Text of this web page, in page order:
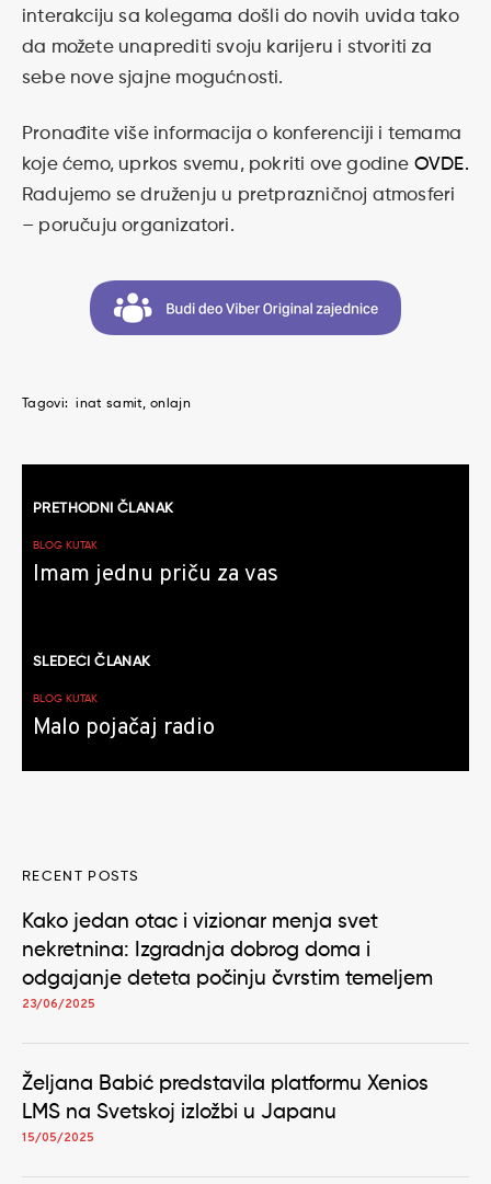
interakciju sa kolegama došli do novih uvida tako
da možete unaprediti svoju karijeru i stvoriti za
sebe nove sjajne mogućnosti.
Pronađite više informacija o konferenciji i temama
koje ćemo, uprkos svemu, pokriti ove godine OVDE.
Radujemo se druženju u pretprazničnoj atmosferi
– poručuju organizatori.
Tagovi: inat samit onlajn
članaka
PRETHODNI ČLANAK
BLOG KUTAK
Imam jednu priču za vas
SLEDEĆI ČLANAK
BLOG KUTAK
Malo pojačaj radio
RECENT POSTS
Kako jedan otac i vizionar menja svet
nekretnina: Izgradnja dobrog doma i
odgajanje deteta počinju čvrstim temeljem
23/06/2025
Željana Babić predstavila platformu Xenios
LMS na Svetskoj izložbi u Japanu
15/05/2025